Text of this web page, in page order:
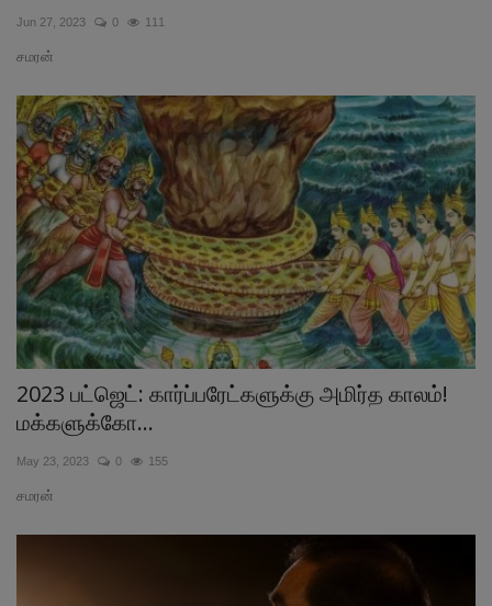
Jun 27, 2023 0 111
சமரன்
2023 பட்ஜெட்: கார்ப்பரேட்களுக்கு அமிர்த காலம்!
மக்களுக்கோ...
May 23, 2023 0 155
சமரன்